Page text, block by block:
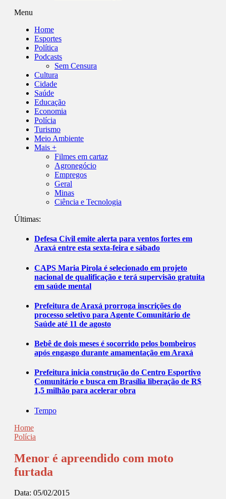
Menu
Home
Esportes
Política
Podcasts
Sem Censura
Cultura
Cidade
Saúde
Educação
Economia
Polícia
Turismo
Meio Ambiente
Mais +
Filmes em cartaz
Agronegócio
Empregos
Geral
Minas
Ciência e Tecnologia
Últimas:
Defesa Civil emite alerta para ventos fortes em
Araxá entre esta sexta-feira e sábado
CAPS Maria Pirola é selecionado em projeto
nacional de qualificação e terá supervisão gratuita
em saúde mental
Prefeitura de Araxá prorroga inscrições do
processo seletivo para Agente Comunitário de
Saúde até 11 de agosto
Bebê de dois meses é socorrido pelos bombeiros
após engasgo durante amamentação em Araxá
Prefeitura inicia construção do Centro Esportivo
Comunitário e busca em Brasília liberação de R$
1,5 milhão para acelerar obra
Tempo
Home
Polícia
Menor é apreendido com moto
furtada
Data: 05/02/2015